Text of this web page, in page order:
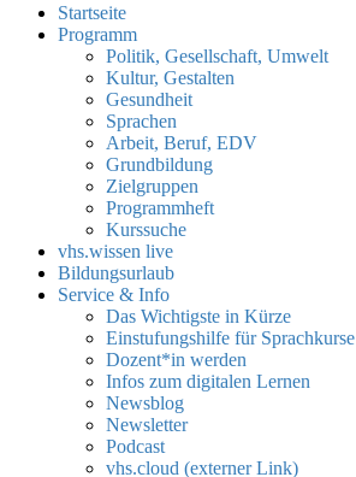
Startseite
Programm
Politik, Gesellschaft, Umwelt
Kultur, Gestalten
Gesundheit
Sprachen
Arbeit, Beruf, EDV
Grundbildung
Zielgruppen
Programmheft
Kurssuche
vhs.wissen live
Bildungsurlaub
Service & Info
Das Wichtigste in Kürze
Einstufungshilfe für Sprachkurse
Dozent*in werden
Infos zum digitalen Lernen
Newsblog
Newsletter
Podcast
vhs.cloud (externer Link)